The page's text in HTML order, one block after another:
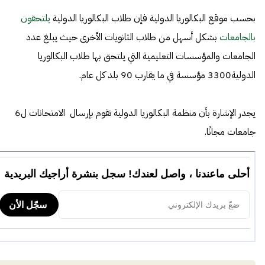
بحسب موقع البكالوريا الدولية فإن طلاب البكالوريا الدولية يلتحقون
بالجامعات بشكل أسهل من طلاب الثانويات الأخرى حيث يبلغ عدد
الجامعات والمؤسسات التعليمية التي يلتحق بها طلاب البكالوريا
الدولية3300 مؤسسة في ما يقارب 90 بلد كل عام.
يجدر الإشارة بأن منظمة البكالوريا الدولية تقوم بإرسال الامتحانات ل6
جامعات مجانًا.